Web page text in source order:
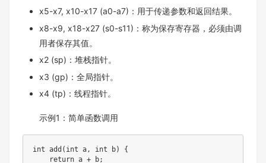
x5-x7, x10-x17 (a0-a7)：用于传递参数和返回结果。
x8-x9, x18-x27 (s0-s11)：称为保存寄存器，必须由调
用者保存其值。
x2 (sp)：堆栈指针。
x3 (gp)：全局指针。
x4 (tp)：线程指针。
示例1：简单函数调用
int add ( int a, int b)
{
return a + b;